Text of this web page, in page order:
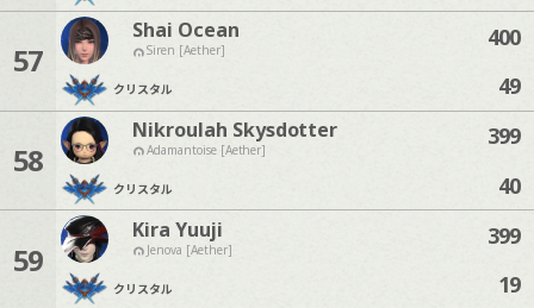
57
Shai Ocean
Siren [Aether]
クリスタル
400
49
58
Nikroulah Skysdotter
Adamantoise [Aether]
クリスタル
399
40
59
Kira Yuuji
Jenova [Aether]
クリスタル
399
19